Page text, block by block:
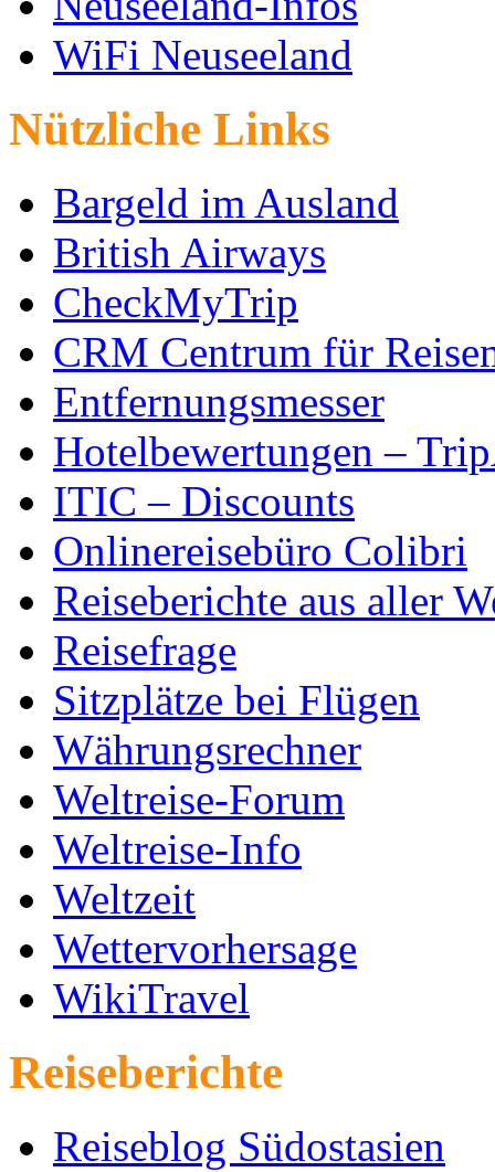
WiFi Neuseeland
Nützliche Links
Bargeld im Ausland
British Airways
CheckMyTrip
CRM Centrum für
Entfernungsmesser
Hotelbewertungen –
ITIC – Discounts
Onlinereisebüro Colibri
Reiseberichte aus aller
Reisefrage
Sitzplätze bei Flügen
Währungsrechner
Weltreise-Forum
Weltreise-Info
Weltzeit
Wettervorhersage
WikiTravel
Reiseberichte
Reiseblog Südostasien